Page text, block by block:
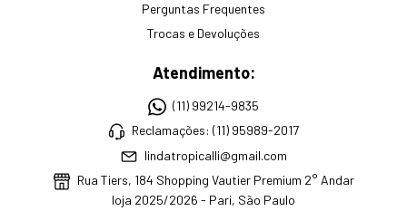
Perguntas Frequentes
Trocas e Devoluções
Atendimento:
(11) 99214-9835
Reclamações: (11) 95989-2017
lindatropicalli@gmail.com
Rua Tiers, 184 Shopping Vautier Premium 2° Andar
loja 2025/2026 - Pari, São Paulo